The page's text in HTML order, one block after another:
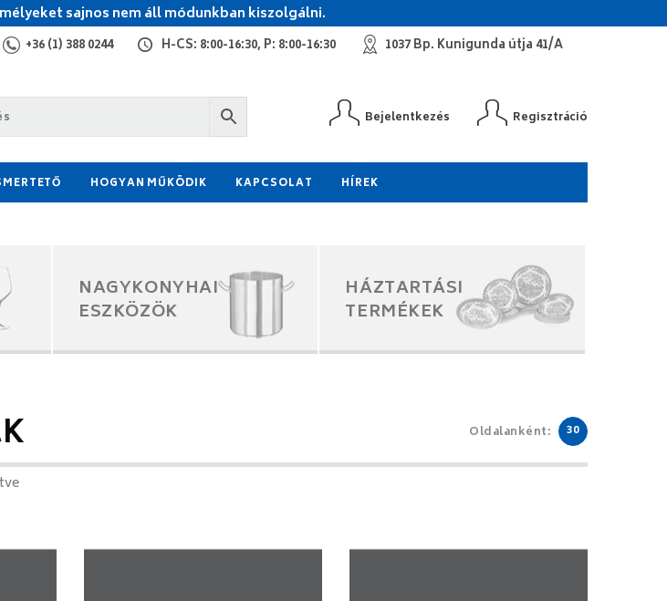
sajnos nem áll módunkban kiszolgálni.
+36 (1) 388 0244 H-CS: 8:00-16:30, P: 8:00-16:30 1037 Bp. Kunigunda útja 41/A
Bejelentkezés Regisztráció
HOGYAN MŰKÖDIK KAPCSOLAT HÍREK
NAGYKONYHAI
ESZKÖZÖK
HÁZTARTÁSI
TERMÉKEK
Oldalanként: 30